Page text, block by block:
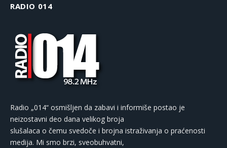
RADIO 014
Radio „014“ osmišljen da zabavi i informiše postao je
neizostavni deo dana velikog broja
slušalaca o čemu svedoče i brojna istraživanja o praćenosti
medija. Mi smo brzi, sveobuhvatni,